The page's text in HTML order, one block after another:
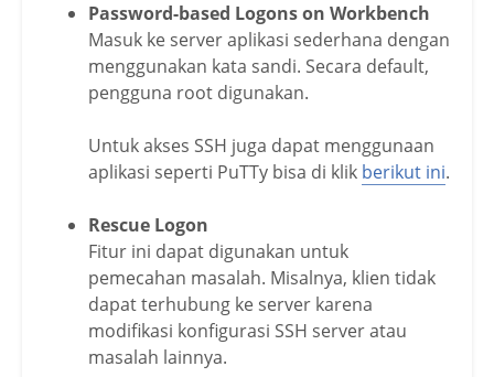
Password-based Logons on Workbench
Masuk ke server aplikasi sederhana dengan
menggunakan kata sandi. Secara default,
pengguna root digunakan.
Untuk akses SSH juga dapat menggunaan
aplikasi seperti PuTTy bisa di klik berikut ini.
Rescue Logon
Fitur ini dapat digunakan untuk
pemecahan masalah. Misalnya, klien tidak
dapat terhubung ke server karena
modifikasi konfigurasi SSH server atau
masalah lainnya.